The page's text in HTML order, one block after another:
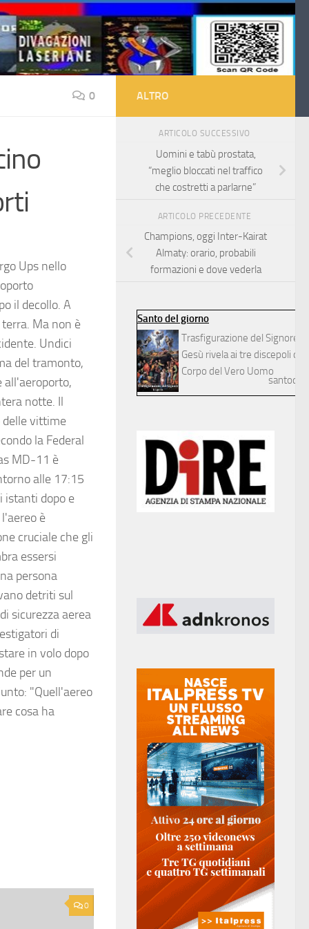
0
Ups nello
il decollo. A
Ma non è
Undici
del tramonto,
all'aeroporto,
notte. Il
delle vittime
la Federal
MD-11 è
alle 17:15
istanti dopo e
è
cruciale che gli
essersi
persona
detriti sul
sicurezza aerea
di
in volo dopo
per un
"Quell'aereo
cosa ha
0
ALTRO
ARTICOLO SUCCESSIVO
Uomini e tabù prostata,
“meglio bloccati nel traffico
che costretti a parlarne”
ARTICOLO PRECEDENTE
Champions, oggi Inter-Kairat
Almaty: orario, probabili
formazioni e dove vederla
Santo del giorno
Trasfigurazione del Signore
Gesù rivela ai tre discepoli
Corpo del Vero Uomo